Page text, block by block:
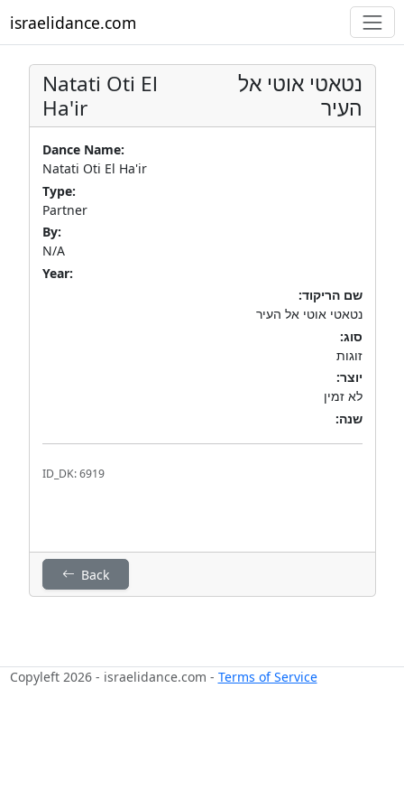
israelidance.com
Natati Oti El
Ha'ir
נטאטי אוטי אל
העיר
Dance Name:
Natati Oti El Ha'ir
Type:
Partner
By:
N/A
Year:
שם הריקוד:
נטאטי אוטי אל העיר
סוג:
זוגות
יוצר:
לא זמין
שנה:
ID_DK: 6919
Back
Copyleft 2026 - israelidance.com - Terms of Service